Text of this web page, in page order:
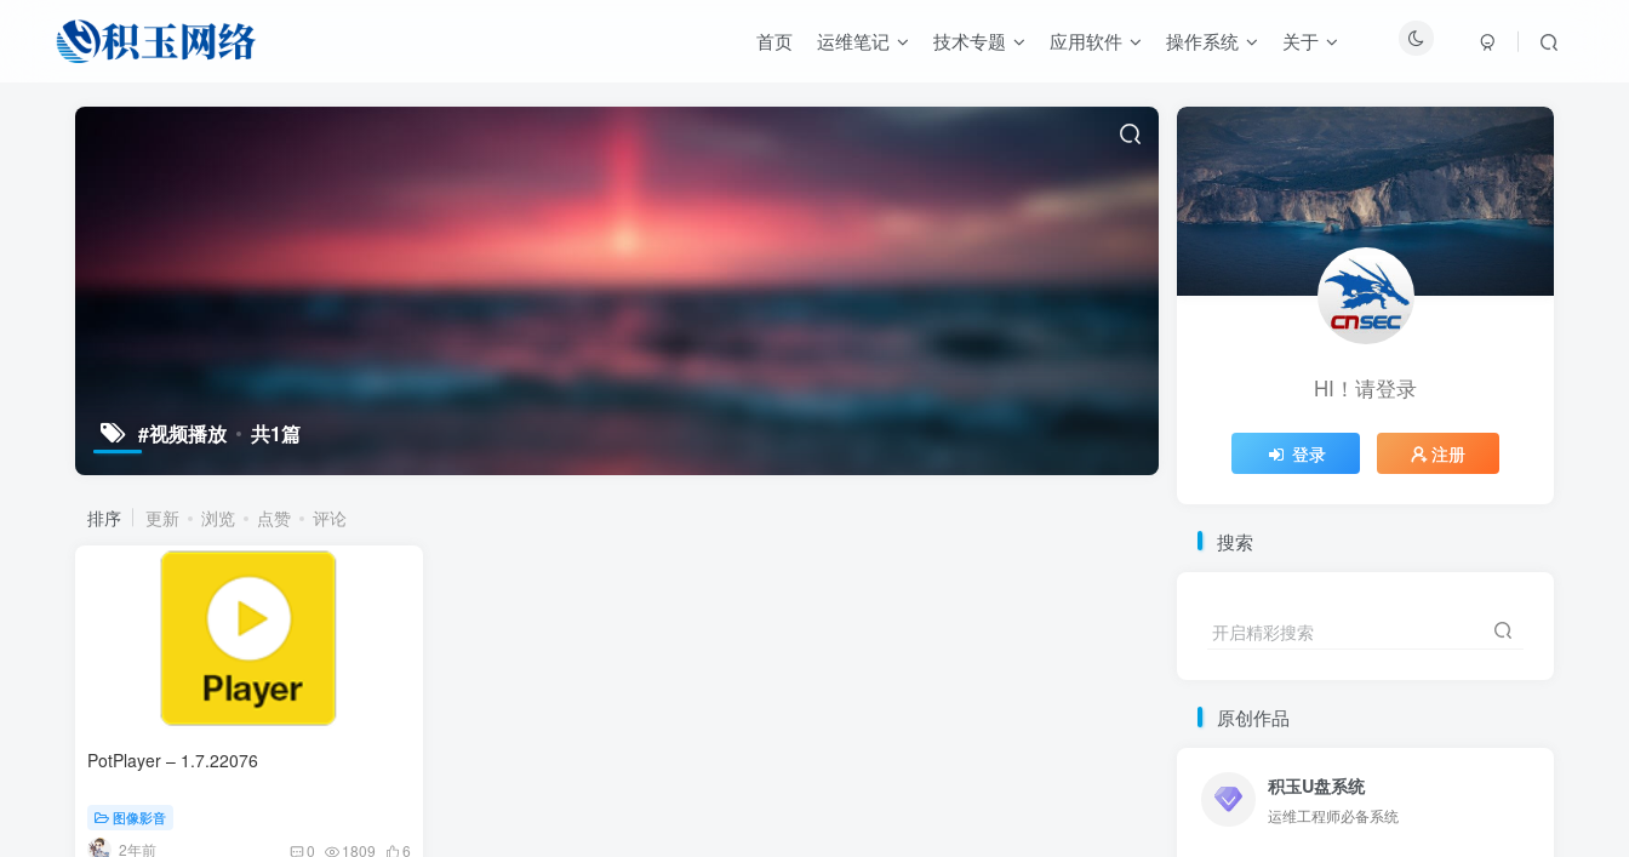
首页 运维笔记 技术专题 应用软件 操作系统 关于
#视频播放 共1篇
排序 更新 浏览 点赞 评论
PotPlayer – 1.7.22076
图像影音
2年前 0 1809 6
HI！请登录
登录 注册
搜索
开启精彩搜索
原创作品
积玉U盘系统
运维工程师必备系统